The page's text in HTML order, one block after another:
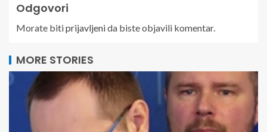
Odgovori
Morate bitiprijavljenida biste objavili komentar.
MORE STORIES